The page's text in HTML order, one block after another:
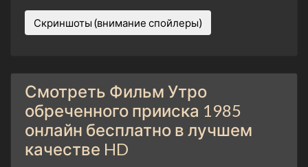
Скриншоты (внимание спойлеры)
Смотреть Фильм Утро
обреченного прииска 1985
онлайн бесплатно в лучшем
качестве HD